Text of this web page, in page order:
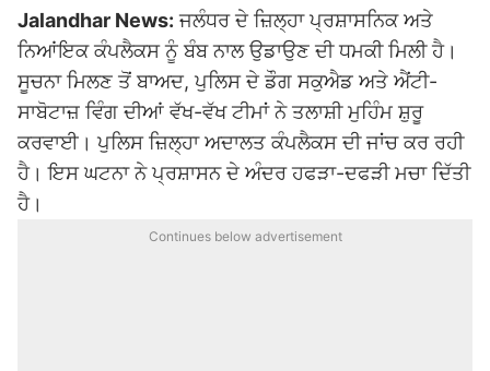
Jalandhar News: ਜਲੰਧਰ ਦੇ ਜ਼ਿਲ੍ਹਾ ਪ੍ਰਸ਼ਾਸਨਿਕ ਅਤੇ
ਨਿਆਂਇਕ ਕੰਪਲੈਕਸ ਨੂੰ ਬੰਬ ਨਾਲ ਉਡਾਉਣ ਦੀ ਧਮਕੀ ਮਿਲੀ ਹੈ।
ਸੂਚਨਾ ਮਿਲਣ ਤੋਂ ਬਾਅਦ, ਪੁਲਿਸ ਦੇ ਡੌਗ ਸਕੁਐਡ ਅਤੇ ਐਂਟੀ-
ਸਾਬੋਟਾਜ਼ ਵਿੰਗ ਦੀਆਂ ਵੱਖ-ਵੱਖ ਟੀਮਾਂ ਨੇ ਤਲਾਸ਼ੀ ਮੁਹਿੰਮ ਸ਼ੁਰੂ
ਕਰਵਾਈ। ਪੁਲਿਸ ਜ਼ਿਲ੍ਹਾ ਅਦਾਲਤ ਕੰਪਲੈਕਸ ਦੀ ਜਾਂਚ ਕਰ ਰਹੀ
ਹੈ। ਇਸ ਘਟਨਾ ਨੇ ਪ੍ਰਸ਼ਾਸਨ ਦੇ ਅੰਦਰ ਹਫੜਾ-ਦਫੜੀ ਮਚਾ ਦਿੱਤੀ
ਹੈ।
Continues below advertisement